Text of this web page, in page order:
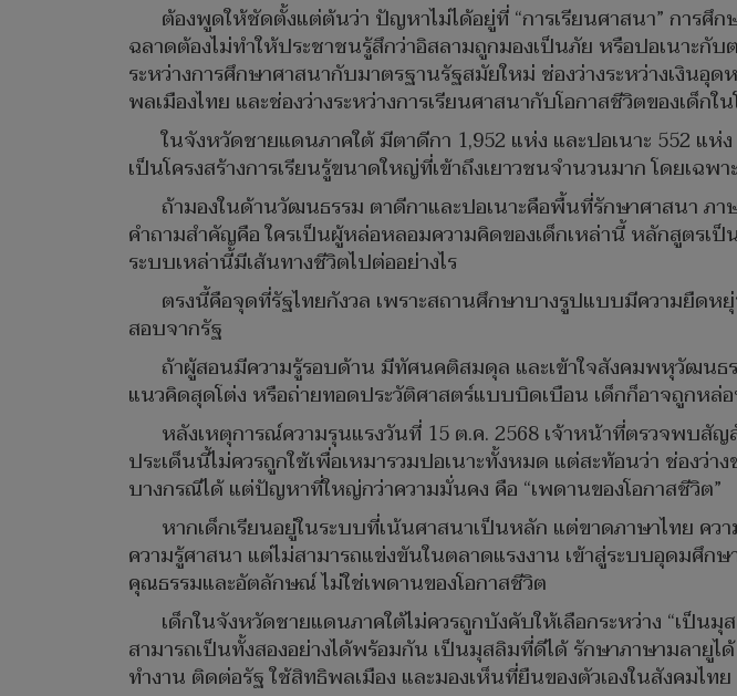
ต้องพูดให้ชัดตั้งแต่ต้นว่า ปัญหาไม่ได้อยู่ที่ “การเรียนศาสนา” การ
ฉลาดต้องไม่ทำให้ประชาชนรู้สึกว่าอิสลามถูกมองเป็นภัย หรือปอเนาะกั
ระหว่างการศึกษาศาสนากับมาตรฐานรัฐสมัยใหม่ ช่องว่างระหว่างเงิน
พลเมืองไทย และช่องว่างระหว่างการเรียนศาสนากับโอกาสชีวิตของเด็กใ
ในจังหวัดชายแดนภาคใต้ มีตาดีกา 1,952 แห่ง และปอเนาะ 552 แ
เป็นโครงสร้างการเรียนรู้ขนาดใหญ่ที่เข้าถึงเยาวชนจำนวนมาก โดยเฉ
ถ้ามองในด้านวัฒนธรรม ตาดีกาและปอเนาะคือพื้นที่รักษาศาสนา
คำถามสำคัญคือ ใครเป็นผู้หล่อหลอมความคิดของเด็กเหล่านี้ หลักสูตรเ
ระบบเหล่านี้มีเส้นทางชีวิตไปต่ออย่างไร
ตรงนี้คือจุดที่รัฐไทยกังวล เพราะสถานศึกษาบางรูปแบบมีความยืดห
สอบจากรัฐ
ถ้าผู้สอนมีความรู้รอบด้าน มีทัศนคติสมดุล และเข้าใจสังคมพหุวัฒนธ
แนวคิดสุดโต่ง หรือถ่ายทอดประวัติศาสตร์แบบบิดเบือน เด็กก็อาจถูกหล่
หลังเหตุการณ์ความรุนแรงวันที่ 15 ต.ค. 2568 เจ้าหน้าที่ตรวจพบสั
ประเด็นนี้ไม่ควรถูกใช้เพื่อเหมารวมปอเนาะทั้งหมด แต่สะท้อนว่า ช่อง
บางกรณีได้ แต่ปัญหาที่ใหญ่กว่าความมั่นคง คือ “เพดานของโอกาสชีวิต”
หากเด็กเรียนอยู่ในระบบที่เน้นศาสนาเป็นหลัก แต่ขาดภาษาไทย ค
ความรู้ศาสนา แต่ไม่สามารถแข่งขันในตลาดแรงงาน เข้าสู่ระบบอุดมศึก
คุณธรรมและอัตลักษณ์ ไม่ใช่เพดานของโอกาสชีวิต
เด็กในจังหวัดชายแดนภาคใต้ไม่ควรถูกบังคับให้เลือกระหว่าง “เป็น
สามารถเป็นทั้งสองอย่างได้พร้อมกัน เป็นมุสลิมที่ดีได้ รักษาภาษามลายู
ทำงาน ติดต่อรัฐ ใช้สิทธิพลเมือง และมองเห็นที่ยืนของตัวเองในสังคมไทย